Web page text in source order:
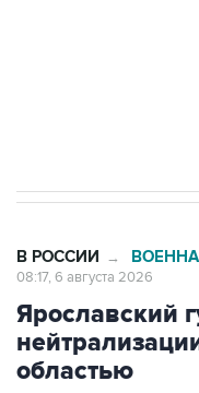
В РОССИИ →
08:17, 6 августа 2026
Ярославский
областью